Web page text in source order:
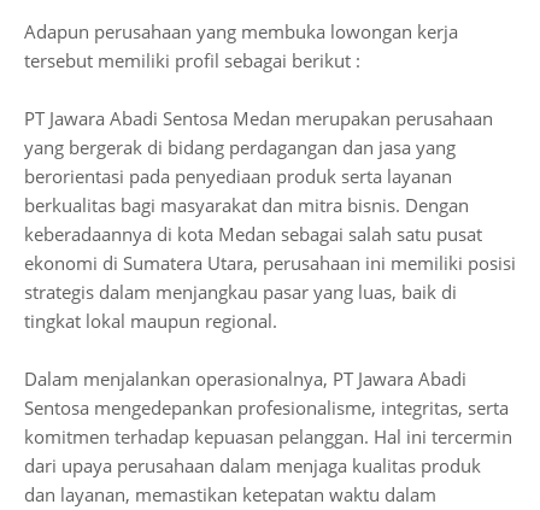
Adapun perusahaan yang membuka lowongan kerja
tersebut memiliki profil sebagai berikut :
PT Jawara Abadi Sentosa Medan merupakan perusahaan
yang bergerak di bidang perdagangan dan jasa yang
berorientasi pada penyediaan produk serta layanan
berkualitas bagi masyarakat dan mitra bisnis. Dengan
keberadaannya di kota Medan sebagai salah satu pusat
ekonomi di Sumatera Utara, perusahaan ini memiliki posisi
strategis dalam menjangkau pasar yang luas, baik di
tingkat lokal maupun regional.
Dalam menjalankan operasionalnya, PT Jawara Abadi
Sentosa mengedepankan profesionalisme, integritas, serta
komitmen terhadap kepuasan pelanggan. Hal ini tercermin
dari upaya perusahaan dalam menjaga kualitas produk
dan layanan, memastikan ketepatan waktu dalam